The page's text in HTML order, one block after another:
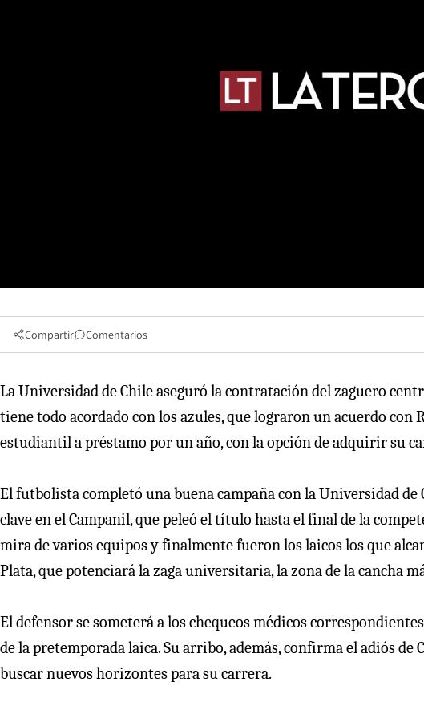
Compartir Comentarios
La Universidad de Chile aseguró la contratación del zaguero
tiene todo acordado con los azules, que lograron un acuerdo con
estudiantil a préstamo por un año, con la opción de adquirir su
El futbolista completó una buena campaña con la Universidad
clave en el Campanil, que peleó el título hasta el final de la
mira de varios equipos y finalmente fueron los laicos los que
Plata, que potenciará la zaga universitaria, la zona de la cancha
El defensor se someterá a los chequeos médicos
de la pretemporada laica. Su arribo, además, confirma el adiós
buscar nuevos horizontes para su carrera.